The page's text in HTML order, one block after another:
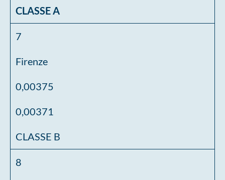
CLASSE A
7
Firenze
0,00375
0,00371
CLASSE B
8